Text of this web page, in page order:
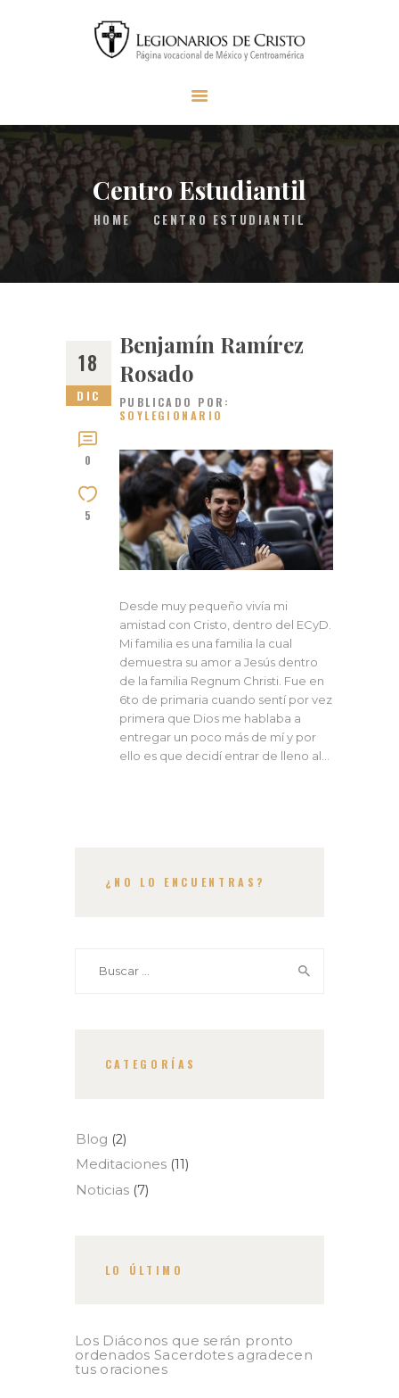
Centro Estudiantil
HOME CENTRO ESTUDIANTIL
MISIÓN LC
MATERIAL
FAQS
CONTACTO
DONAR
18
DIC
0
5
Benjamín Ramírez
Rosado
PUBLICADO POR:
SOYLEGIONARIO
Desde muy pequeño vivía mi
amistad con Cristo, dentro del ECyD.
Mi familia es una familia la cual
demuestra su amor a Jesús dentro
de la familia Regnum Christi. Fue en
6to de primaria cuando sentí por vez
primera que Dios me hablaba a
entregar un poco más de mí y por
ello es que decidí entrar de lleno al…
¿NO LO ENCUENTRAS?
CATEGORÍAS
Blog (2)
Meditaciones (11)
Noticias (7)
LO ÚLTIMO
Los Diáconos que serán pronto
ordenados Sacerdotes agradecen
tus oraciones